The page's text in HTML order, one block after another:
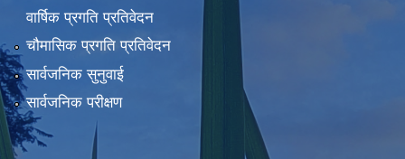
वार्षिक प्रगति प्रतिवेदन
चौमासिक प्रगति प्रतिवेदन
सार्वजनिक सुनुवाई
सार्वजनिक परीक्षण